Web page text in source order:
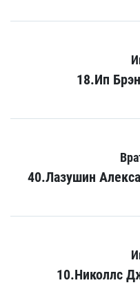
18.Ип
40.Лазушин
10.Николлс